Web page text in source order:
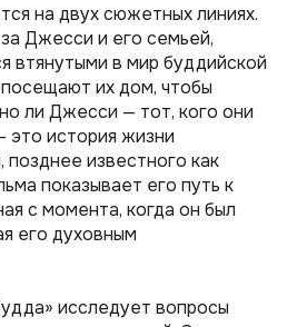
на двух сюжетных линиях.
Джесси и его семьей,
втянутыми в мир буддийской
их дом, чтобы
ли Джесси — тот, кого они
это история жизни
известного как
показывает его путь к
с момента, когда он был
его духовным
исследует вопросы